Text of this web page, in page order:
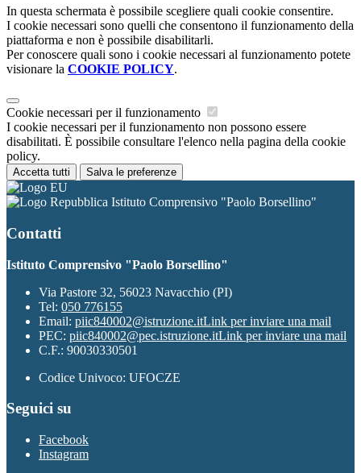
In questa schermata è possibile scegliere quali cookie consentire.
I cookie necessari sono quelli che consentono il funzionamento della
piattaforma e non è possibile disabilitarli.
Per conoscere quali sono i cookie necessari al funzionamento potete
visionare la COOKIE POLICY.
Cookie necessari per il funzionamento
I cookie necessari per il funzionamento non possono essere
disabilitati. È possibile consultare l'elenco nella pagina della cookie
policy.
Accetta tutti Salva le preferenze
Istituto Comprensivo "Paolo Borsellino"
Contatti
Istituto Comprensivo "Paolo Borsellino"
Via Pastore 32, 56023 Navacchio (PI)
Tel: 050 776155
Email: piic840002@istruzione.itLink per inviare una mail
PEC: piic840002@pec.istruzione.itLink per inviare una mail
C.F.: 90030330501
Codice Univoco: UFOCZE
Seguici su
Facebook
Instagram